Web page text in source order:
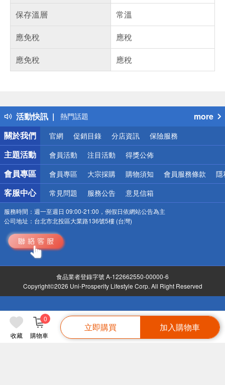
收藏 購物車
0
立即購買 加入購物車
保存溫層
常溫
應免稅
應稅
應免稅
應稅
活動快訊
得獎公告
熱門話題
銀行優惠
偏遠地區配送
詐騙網頁！請小心！
more
關於我們
官網 促銷目錄 分店資訊 保險服務
主題活動 會員活動 注目活動 得獎公佈
會員專區 會員專區 大宗採購 購物須知 會員服務條款 隱
客服中心 常見問題 服務公告 意見信箱
服務時間： 週一至週日 09:00-21:00，例假日依網站公告為主
公司地址： 台北市北投區大業路136號5樓 (台灣)
食品業者登錄字號 A-122662550-00000-6
Copyright©2026 Uni-Prosperity Lifestyle Corp. All Right Reserved